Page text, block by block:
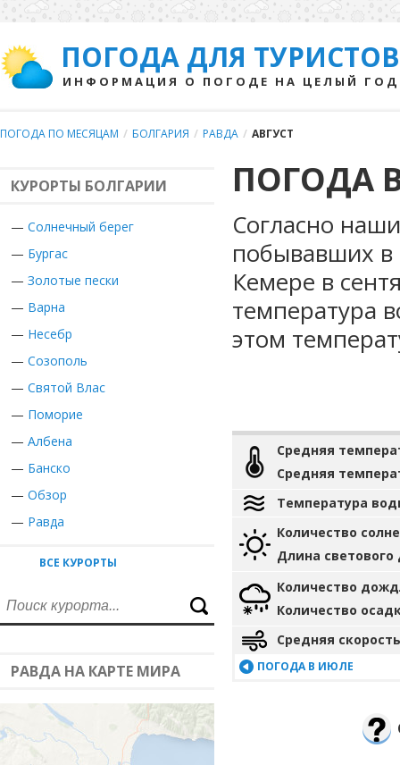
ПОГОДА ДЛЯ ТУРИСТОВ
ИНФОРМАЦИЯ О ПОГОДЕ НА ЦЕЛЫЙ ГОД
ПОГОДА ПО МЕСЯЦАМ / БОЛГАРИЯ / РАВДА / АВГУСТ
КУРОРТЫ БОЛГАРИИ
— Солнечный берег
— Бургас
— Золотые пески
— Варна
— Несебр
— Созополь
— Святой Влас
— Поморие
— Албена
— Банско
— Обзор
— Равда
ВСЕ КУРОРТЫ
РАВДА НА КАРТЕ МИРА
ПОГОДА
Согласно
побывавших в
Кемере в
температура
этом
Средняя
Средняя
Температура
Количество
Длина светового
Количество
Количество
Средняя
ПОГОДА В ИЮЛЕ